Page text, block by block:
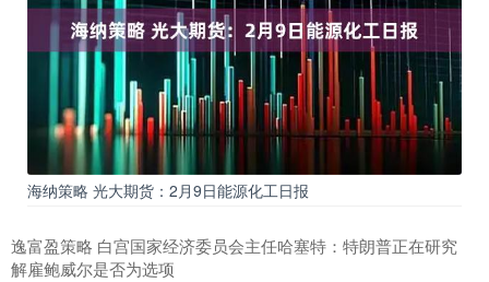
海纳策略 光大期货：2月9日能源化工日报
逸富盈策略 白宫国家经济委员会主任哈塞特：特朗普正在研究
解雇鲍威尔是否为选项